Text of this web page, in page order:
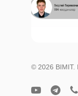
© 2026 BIMIT.
youtubetelegram